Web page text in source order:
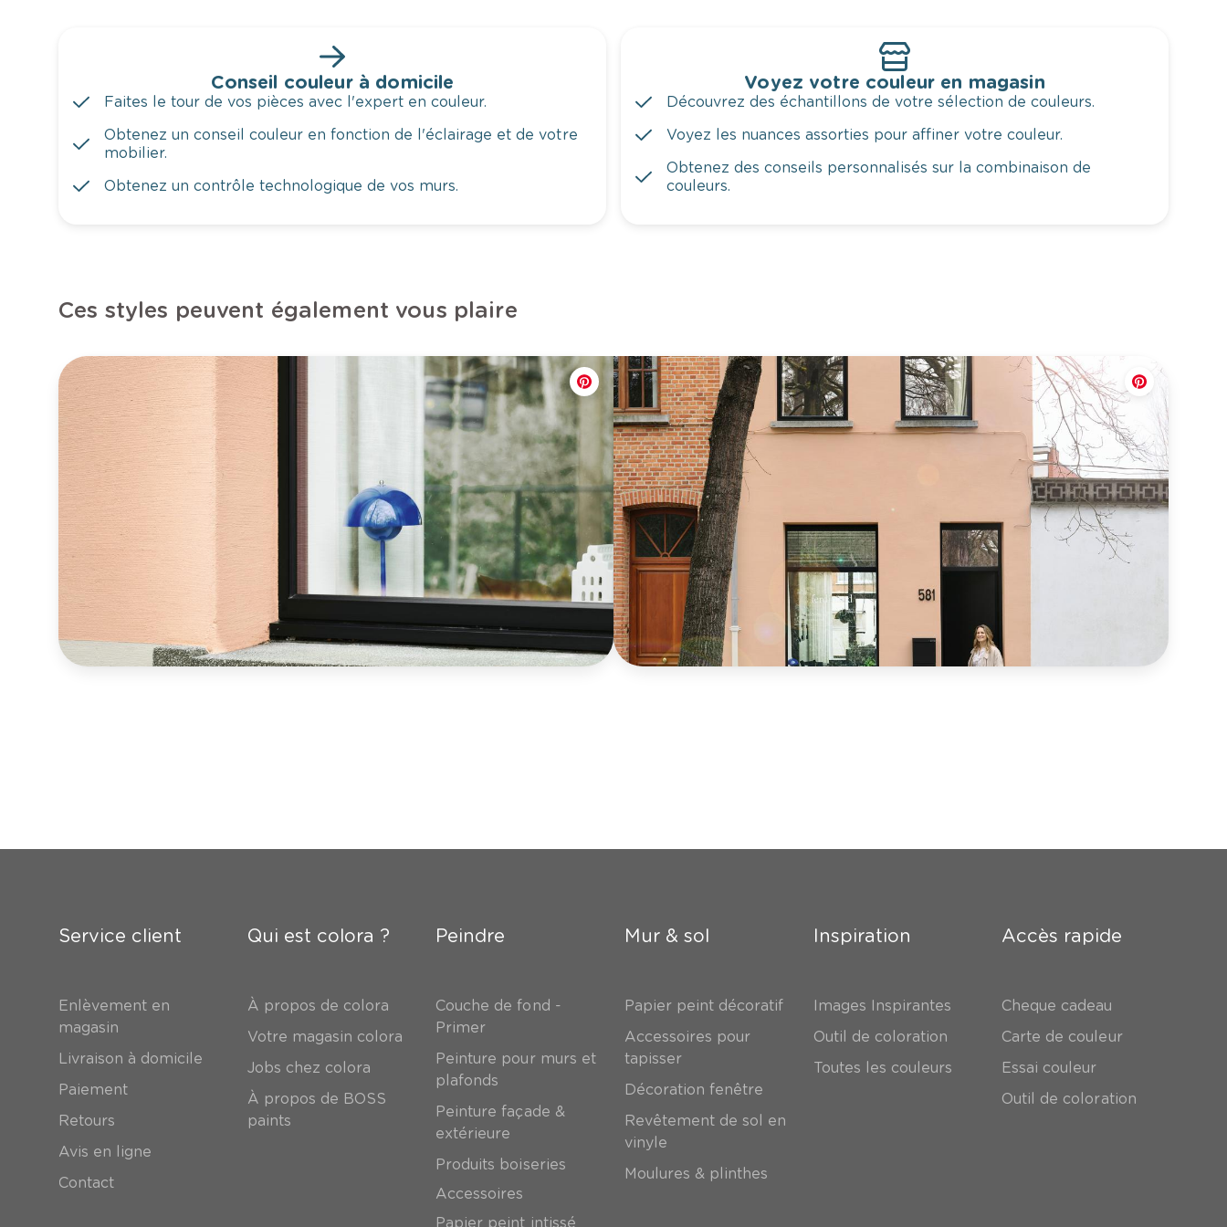
Conseil couleur à domicile
Faites le tour de vos pièces avec l'expert en couleur.
Obtenez un conseil couleur en fonction de l'éclairage et de votre
mobilier.
Obtenez un contrôle technologique de vos murs.
Voyez votre couleur en magasin
Découvrez des échantillons de votre sélection de couleurs.
Voyez les nuances assorties pour affiner votre couleur.
Obtenez des conseils personnalisés sur la combinaison de
couleurs.
Ces styles peuvent également vous plaire
Service client
Enlèvement en
magasin
Livraison à domicile
Paiement
Retours
Avis en ligne
Contact
Qui est colora ?
À propos de colora
Votre magasin colora
Jobs chez colora
À propos de BOSS
paints
Peindre
Couche de fond -
Primer
Peinture pour murs et
plafonds
Peinture façade &
extérieure
Produits boiseries
Accessoires
Papier peint intissé
Mur & sol
Papier peint décoratif
Accessoires pour
tapisser
Décoration fenêtre
Revêtement de sol en
vinyle
Moulures & plinthes
Inspiration
Images Inspirantes
Outil de coloration
Toutes les couleurs
Accès rapide
Cheque cadeau
Carte de couleur
Essai couleur
Outil de coloration